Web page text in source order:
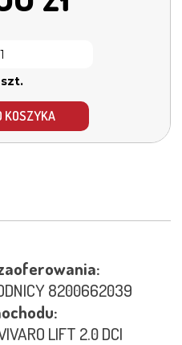
szt.
KOSZYKA
8200662039
LIFT 2.0 DCI